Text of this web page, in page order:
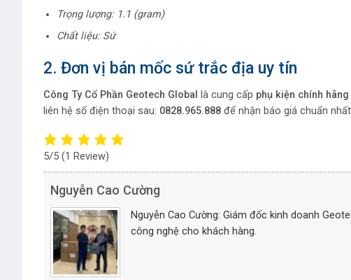
Trọng lượng: 1.1 (gram)
Chất liệu: Sứ
2. Đơn vị bán mốc sứ trắc địa uy tín
Công Ty Cổ Phần Geotech Global là cung cấp phụ kiện chính hãng
liên hệ số điện thoại sau: 0828.965.888 để nhận báo giá chuẩn
5/5 (1 Review)
Nguyễn Cao Cường
Nguyễn Cao Cường: Giám đốc kinh doanh
công nghệ cho khách hàng.